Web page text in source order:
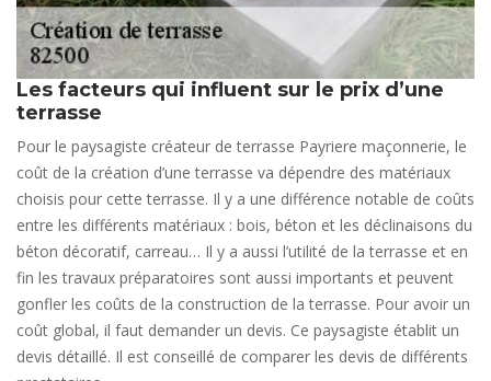
Les facteurs qui influent sur le prix d’une
terrasse
Pour le paysagiste créateur de terrasse Payriere maçonnerie, le
coût de la création d’une terrasse va dépendre des matériaux
choisis pour cette terrasse. Il y a une différence notable de coûts
entre les différents matériaux : bois, béton et les déclinaisons du
béton décoratif, carreau… Il y a aussi l’utilité de la terrasse et en
fin les travaux préparatoires sont aussi importants et peuvent
gonfler les coûts de la construction de la terrasse. Pour avoir un
coût global, il faut demander un devis. Ce paysagiste établit un
devis détaillé. Il est conseillé de comparer les devis de différents